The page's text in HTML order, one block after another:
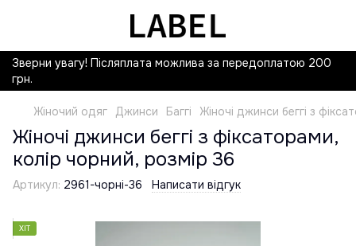
Зверни увагу! Післяплата можлива за передоплатою 200
грн.
Жіночий одяг Джинси Баггі Жіночі джинси беггі з
Жіночі джинси беггі з фіксаторами,
колір чорний, розмір 36
Артикул: 2961-чорні-36 Написати відгук
ХІТ